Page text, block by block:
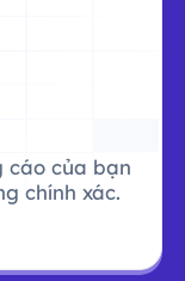
cáo của bạn
chính xác.